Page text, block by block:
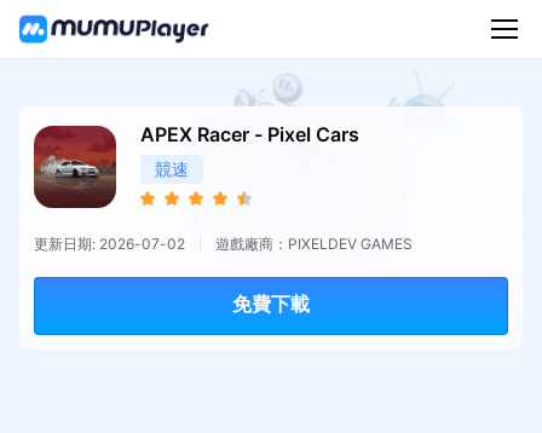
APEX Racer - Pixel Cars
競速
更新日期: 2026-07-02 遊戲廠商：PIXELDEV GAMES
免費下載